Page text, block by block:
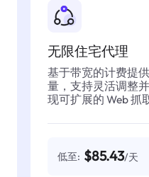
无限住宅代理
基于带宽的计费提
量，支持灵活调整
现可扩展的 Web 抓
低至: $85.43/天